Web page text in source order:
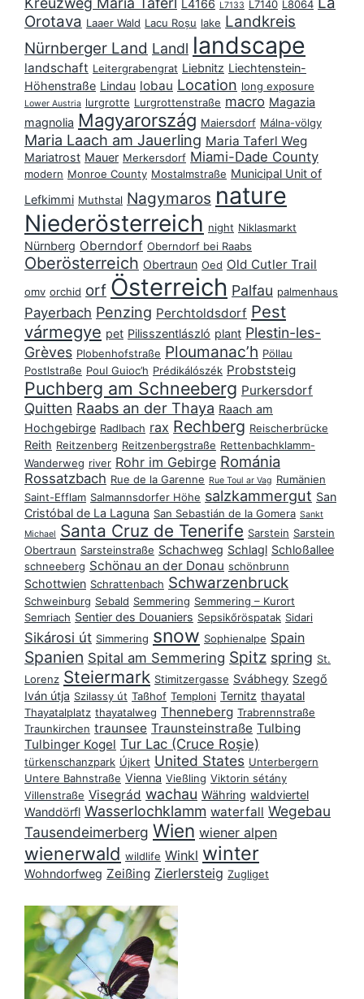
L4166 L7133 L7140 L8064
Orotava Laaer Wald Lacu Roșu lake Landkreis
Nürnberger Land Landl landscape
landschaft Leitergrabengrat Liebnitz Liechtenstein-
Höhenstraße Lindau lobau Location long exposure
Lower Austria lurgrotte Lurgrottenstraße macro Magazia
magnolia Magyarország Maiersdorf Málna-völgy
Maria Laach am Jauerling Maria Taferl Weg
Mariatrost Mauer Merkersdorf Miami-Dade County
modern Monroe County Mostalmstraße Municipal Unit of
Lefkimmi Muthstal Nagymaros nature
Niederösterreich night Niklasmarkt
Nürnberg Oberndorf Oberndorf bei Raabs
Oberösterreich Obertraun Oed Old Cutler Trail
omv orchid orf Österreich Palfau palmenhaus
Payerbach Penzing Perchtoldsdorf Pest
vármegye pet Pilisszentlászló plant Plestin-les-
Grèves Plobenhofstraße Ploumanac’h Pöllau
Postlstraße Poul Guioc’h Prédikálószék Probststeig
Puchberg am Schneeberg Purkersdorf
Quitten Raabs an der Thaya Raach am
Hochgebirge Radlbach rax Rechberg Reischerbrücke
Reith Reitzenberg Reitzenbergstraße Rettenbachklamm-
Wanderweg river Rohr im Gebirge Románia
Rossatzbach Rue de la Garenne Rue Toul ar Vag Rumänien
Saint-Efflam Salmannsdorfer Höhe salzkammergut San
Cristóbal de La Laguna San Sebastián de la Gomera Sankt
Michael Santa Cruz de Tenerife Sarstein Sarstein
Obertraun Sarsteinstraße Schachweg Schlagl Schloßallee
schneeberg Schönau an der Donau schönbrunn
Schottwien Schrattenbach Schwarzenbruck
Schweinburg Sebald Semmering Semmering – Kurort
Semriach Sentier des Douaniers Sepsikőröspatak Sidari
Sikárosi út Simmering snow Sophienalpe Spain
Spanien Spital am Semmering Spitz spring St.
Lorenz Steiermark Stimitzergasse Svábhegy Szegő
Iván útja Szilassy út Taßhof Temploni Ternitz thayatal
Thayatalplatz thayatalweg Thenneberg Trabrennstraße
Traunkirchen traunsee Traunsteinstraße Tulbing
Tulbinger Kogel Tur Lac (Cruce Roșie)
türkenschanzpark Újkert United States Unterbergern
Untere Bahnstraße Vienna Vießling Viktorin sétány
Villenstraße Visegrád wachau Währing waldviertel
Wanddörfl Wasserlochklamm waterfall Wegebau
Tausendeimerberg Wien wiener alpen
wienerwald wildlife Winkl winter
Wohndorfweg Zeißing Zierlersteig Zugliget